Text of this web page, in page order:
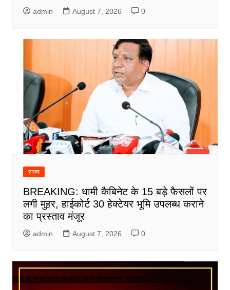
admin August 7, 2026 0
राज्य
BREAKING: धामी कैबिनेट के 15 बड़े फैसलों पर
लगी मुहर, हाईकोर्ट 30 हेक्टेयर भूमि उपलब्ध कराने
का प्रस्ताव मंजूर
admin August 7, 2026 0